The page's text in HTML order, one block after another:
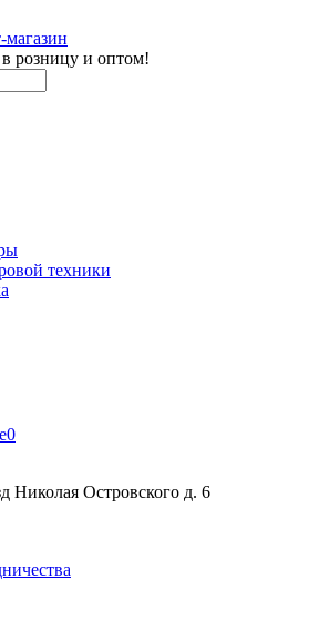
розницу и оптом!
техники
0
Николая Островского д. 6